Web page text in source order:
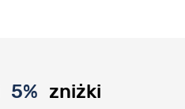
5% zniżki